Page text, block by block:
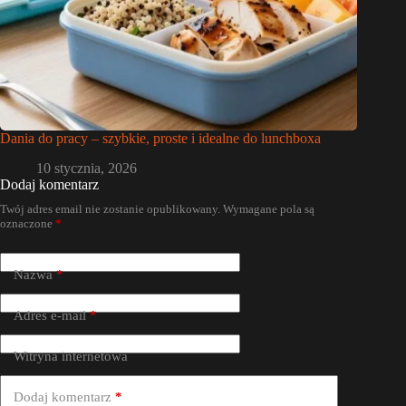
Dania do pracy – szybkie, proste i idealne do lunchboxa
10 stycznia, 2026
Dodaj komentarz
Twój adres email nie zostanie opublikowany. Wymagane pola są
oznaczone *
Nazwa*
Adres e-mail*
Witryna internetowa
Dodaj komentarz *